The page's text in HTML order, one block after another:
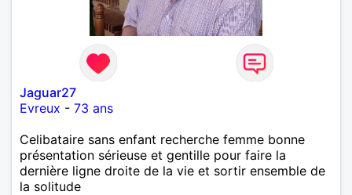
Jaguar27
Evreux - 73 ans
Celibataire sans enfant recherche femme bonne
présentation sérieuse et gentille pour faire la
dernière ligne droite de la vie et sortir ensemble de
la solitude